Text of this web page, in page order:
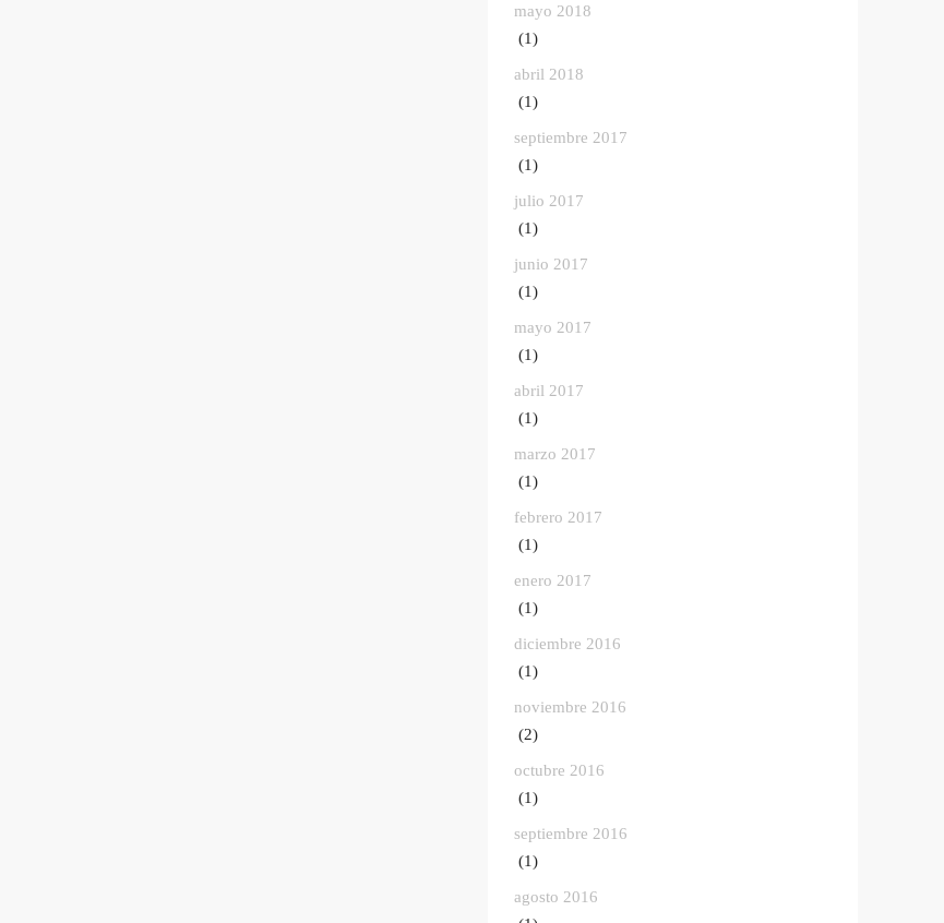
mayo 2018
(1)
abril 2018
(1)
septiembre 2017
(1)
julio 2017
(1)
junio 2017
(1)
mayo 2017
(1)
abril 2017
(1)
marzo 2017
(1)
febrero 2017
(1)
enero 2017
(1)
diciembre 2016
(1)
noviembre 2016
(2)
octubre 2016
(1)
septiembre 2016
(1)
agosto 2016